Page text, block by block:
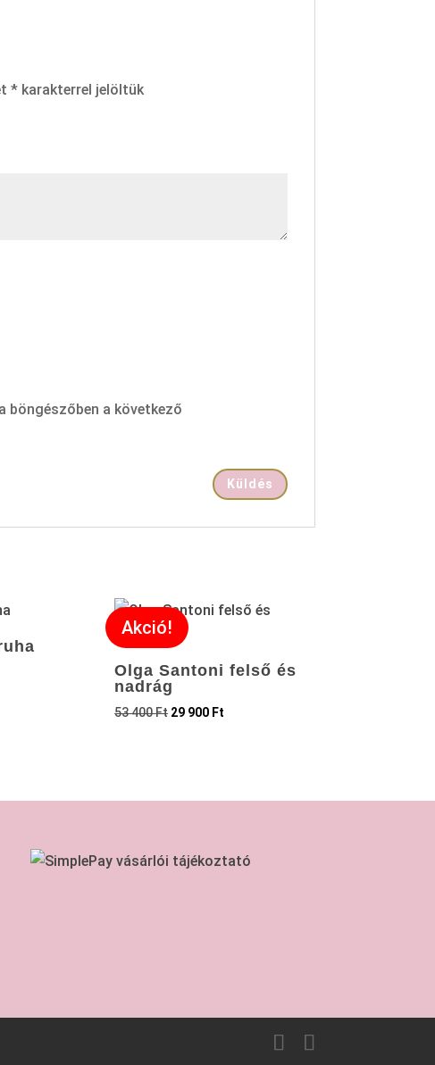
*karakterrel jelöltük
böngészőben a következő
Akció!
Olga Santoni felső és
nadrág
53 400Ft 29 900 Ft